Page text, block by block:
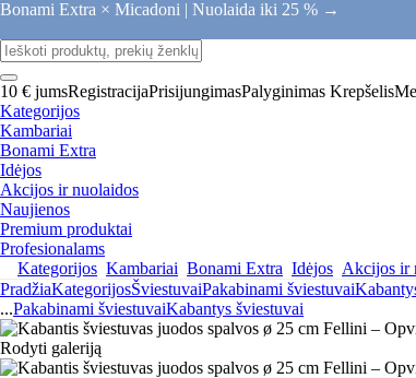
Bonami Extra × Micadoni | Nuolaida iki 25 % →
10 € jumsRegistracijaPrisijungimasPalyginimas Krepšelis
Kategorijos
Kambariai
Bonami Extra
Idėjos
Akcijos ir nuolaidos
Naujienos
Premium produktai
Profesionalams
Kategorijos Kambariai Bonami Extra Idėjos Akcijos ir
PradžiaKategorijosŠviestuvaiPakabinami šviestuvai
...Pakabinami šviestuvaiKabantys šviestuvai
Rodyti galeriją